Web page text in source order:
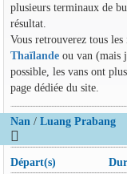
plusieurs terminaux de
résultat.
Vous retrouverez tous
Thaïlandeou van (mais
possible, les vans ont
page dédiée du site.
Nan / Luang Prabang
Départ(s)